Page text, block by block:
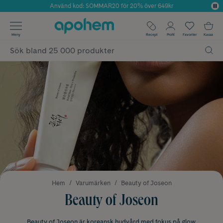
Årets Butik 2025 inom Skönhet
Använd kod: SOMMAR20 för 20% över 649kr
✓ Fri frakt
✓ Poäng på alla köp*
Meny Recept Profil Favoriter Kassa
Hem Varumärken Beauty of Joseon
Beauty of Joseon